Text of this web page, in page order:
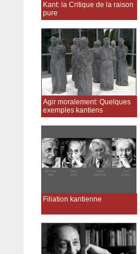
Kant: la Critique de la raison
pure
Agir moralement: Quelques
exemples kantiens
Filiation kantienne